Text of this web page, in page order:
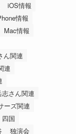
iOS情報
情報
Mac情報
ん関連
連
さん関連
ーズ関連
四国
独演会